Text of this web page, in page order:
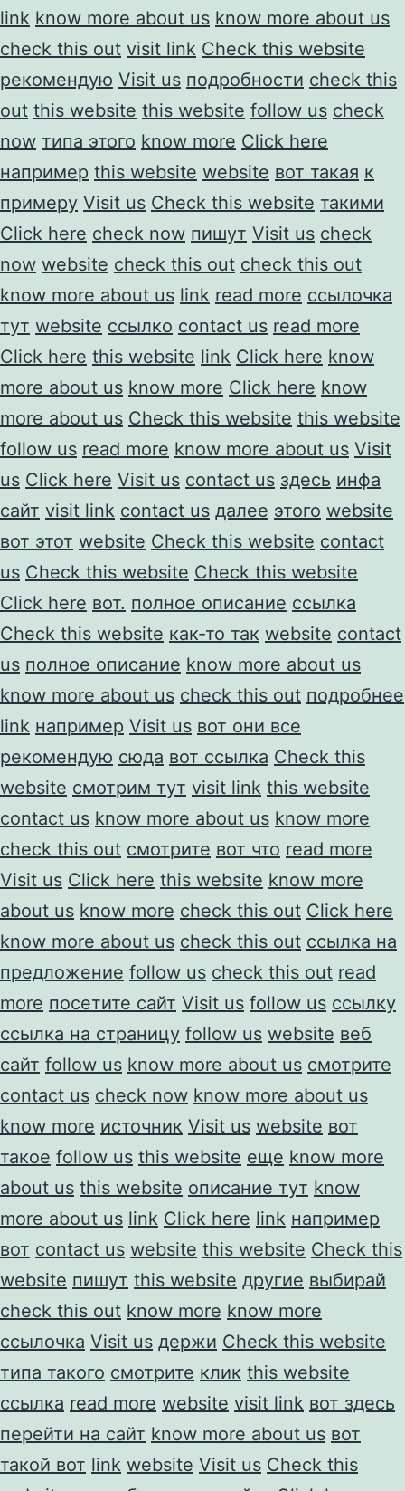
link know more about us know more about us
check this out visit link Check this website
рекомендую Visit us подробности check this
out this website this website follow us check
now типа этого know more Click here
например this website website вот такая к
примеру Visit us Check this website такими
Click here check now пишут Visit us check
now website check this out check this out
know more about us link read more ссылочка
тут website ссылко contact us read more
Click here this website link Click here know
more about us know more Click here know
more about us Check this website this website
follow us read more know more about us Visit
us Click here Visit us contact us здесь инфа
сайт visit link contact us далее этого website
вот этот website Check this website contact
us Check this website Check this website
Click here вот. полное описание ссылка
Check this website как-то так website contact
us полное описание know more about us
know more about us check this out подробнее
link например Visit us вот они все
рекомендую сюда вот ссылка Check this
website смотрим тут visit link this website
contact us know more about us know more
check this out смотрите вот что read more
Visit us Click here this website know more
about us know more check this out Click here
know more about us check this out ссылка на
предложение follow us check this out read
more посетите сайт Visit us follow us ссылку
ссылка на страницу follow us website веб
сайт follow us know more about us смотрите
contact us check now know more about us
know more источник Visit us website вот
такое follow us this website еще know more
about us this website описание тут know
more about us link Click here link например
вот contact us website this website Check this
website пишут this website другие выбирай
check this out know more know more
ссылочка Visit us держи Check this website
типа такого смотрите клик this website
ссылка read more website visit link вот здесь
перейти на сайт know more about us вот
такой вот link website Visit us Check this